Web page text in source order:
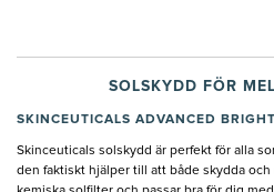
SOLSKYDD FÖR
SKINCEUTICALS ADVANCED
Skinceuticals solskydd är perfekt för alla
den faktiskt hjälper till att både skydda